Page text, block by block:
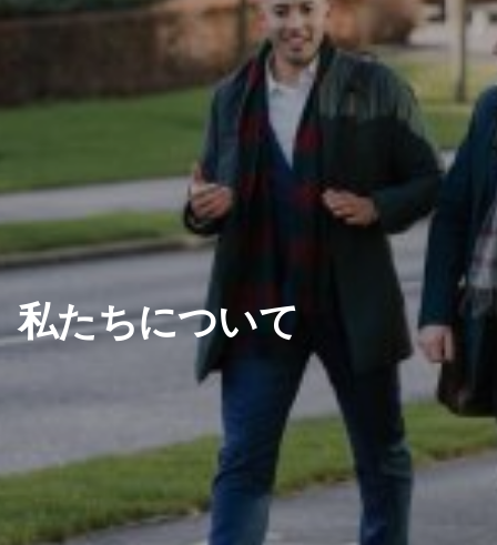
私たちについて